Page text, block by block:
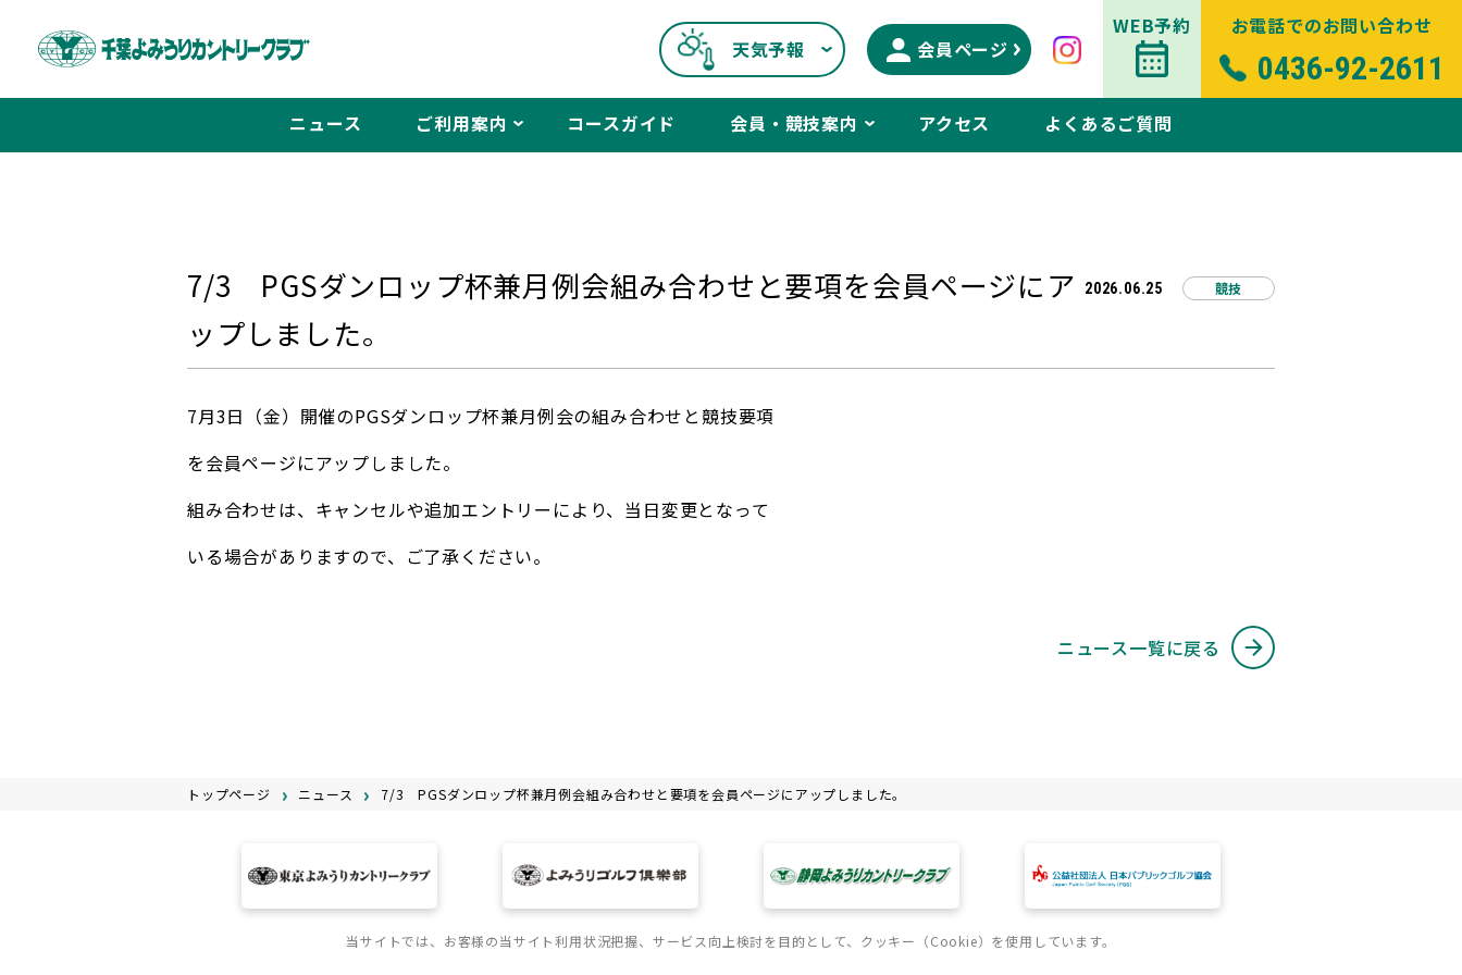
天気予報 会員ページ
WEB予約 お電話でのお問い合わせ
0436-92-2611
ニュース ご利用案内 コースガイド 会員・競技案内 アクセス よくあるご質問
7/3 PGSダンロップ杯兼月例会組み合わせと要項を会員ページにア
ップしました。
2026.06.25 競技
7月3日（金）開催のPGSダンロップ杯兼月例会の組み合わせと競技要項
を会員ページにアップしました。
組み合わせは、キャンセルや追加エントリーにより、当日変更となって
いる場合がありますので、ご了承ください。
ニュース一覧に戻る
トップページ ニュース 7/3 PGSダンロップ杯兼月例会組み合わせと要項を会員ページにアップしました。
当サイトでは、お客様の当サイト利用状況把握、サービス向上検討を目的として、クッキー（Cookie）を使用しています。